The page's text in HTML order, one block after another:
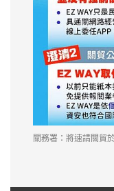
關務署：將速請關貿